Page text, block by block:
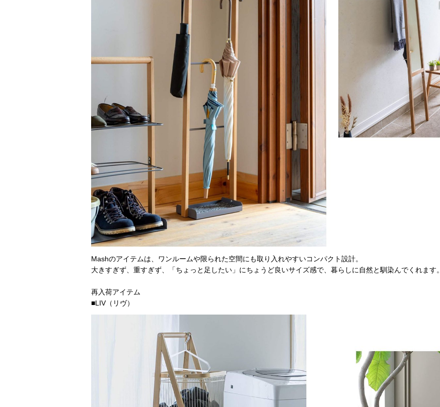
Mashのアイテムは、ワンルームや限られた空間にも取り入れやすいコンパクト設計。
大きすぎず、重すぎず、「ちょっと足したい」にちょうど良いサイズ感で、暮らしに自然と馴染んでくれます。
再入荷アイテム
■LIV（リヴ）